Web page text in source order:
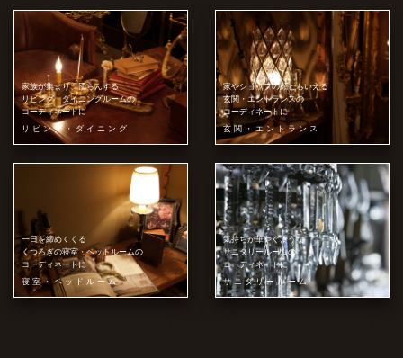
家族が集まり、団らんする
リビング・ダイニングルームの
コーディネートに
リビング・ダイニング
家やショップの顔ともいえる
玄関・エントランスの
コーディネートに
玄関・エントランス
一日を締めくくる
くつろぎの寝室・ベットルームの
コーディネートに
寝室・ベッドルーム
気持ちが華やぐような
サニタリールームの
コーディネートに
サニタリールーム